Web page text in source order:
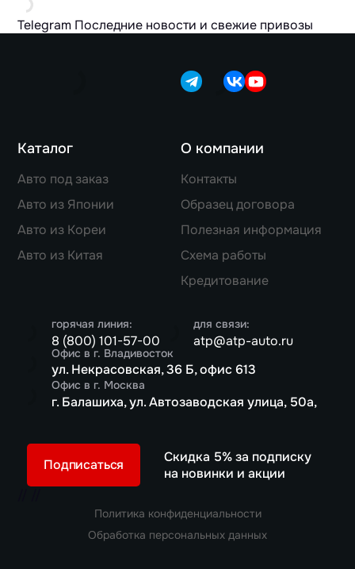
Telegram Последние новости и свежие привозы
Каталог
Авто под заказ
Авто из Японии
Авто из Кореи
Авто из Китая
О компании
Контакты
Образец договора
Полезная информация
Схема работы
Кредитование
горячая линия:
8 (800) 101-57-00
для связи:
atp@atp-auto.ru
Офис в г. Владивосток
ул. Некрасовская, 36 Б, офис 613
Офис в г. Москва
г. Балашиха, ул. Автозаводская улица, 50а,
Скидка 5% за подписку
на новинки и акции
Подписаться
Политика конфиденциальности
Обработка персональных данных